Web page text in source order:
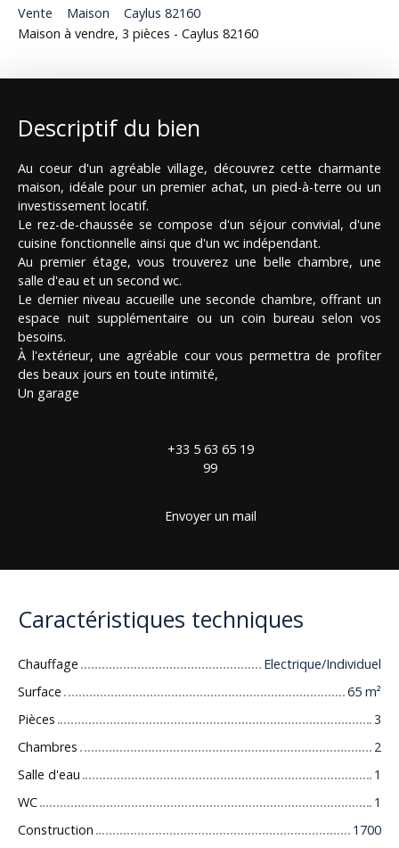
Vente Maison
Caylus 82160
Maison à vendre, 3 pièces - Caylus 82160
Descriptif du bien
Au coeur d'un agréable village, découvrez cette charmante
maison, idéale pour un premier achat, un pied-à-terre ou un
investissement locatif.
Le rez-de-chaussée se compose d'un séjour convivial, d'une
cuisine fonctionnelle ainsi que d'un wc indépendant.
Au premier étage, vous trouverez une belle chambre, une
salle d'eau et un second wc.
Le dernier niveau accueille une seconde chambre, offrant un
espace nuit supplémentaire ou un coin bureau selon vos
besoins.
À l'extérieur, une agréable cour vous permettra de profiter
des beaux jours en toute intimité,
Un garage
+33 5 63 65 19
99
Envoyer un mail
Caractéristiques techniques
Chauffage
Electrique/Individuel
Surface
65 m²
Pièces
3
Chambres
2
Salle d'eau
1
WC
1
Construction
1700